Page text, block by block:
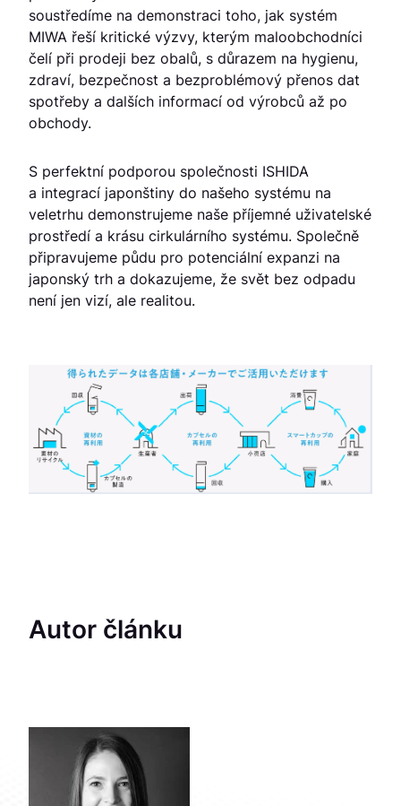
soustředíme na demonstraci toho, jak systém
MIWA řeší kritické výzvy, kterým maloobchodníci
čelí při prodeji bez obalů, s důrazem na hygienu,
zdraví, bezpečnost a bezproblémový přenos dat
spotřeby a dalších informací od výrobců až po
obchody.
S perfektní podporou společnosti ISHIDA
a integrací japonštiny do našeho systému na
veletrhu demonstrujeme naše příjemné uživatelské
prostředí a krásu cirkulárního systému. Společně
připravujeme půdu pro potenciální expanzi na
japonský trh a dokazujeme, že svět bez odpadu
není jen vizí, ale realitou.
Autor článku